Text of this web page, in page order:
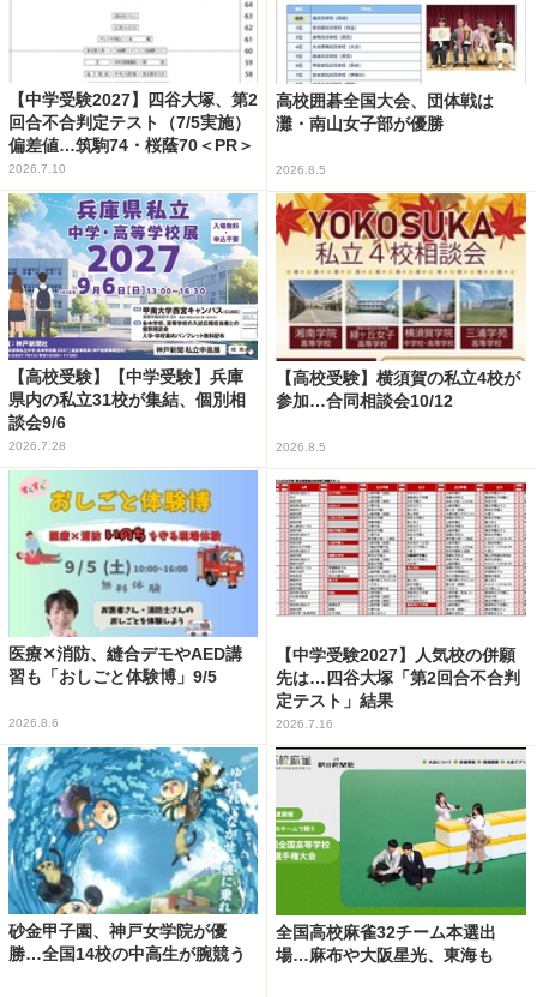
【中学受験2027】四谷大塚、第2
回合不合判定テスト（7/5実施）
偏差値…筑駒74・桜蔭70＜PR＞
2026.7.10
高校囲碁全国大会、団体戦は
灘・南山女子部が優勝
2026.8.5
【高校受験】【中学受験】兵庫
県内の私立31校が集結、個別相
談会9/6
2026.7.28
【高校受験】横須賀の私立4校が
参加…合同相談会10/12
2026.8.5
医療✕消防、縫合デモやAED講
習も「おしごと体験博」9/5
2026.8.6
【中学受験2027】人気校の併願
先は…四谷大塚「第2回合不合判
定テスト」結果
2026.7.16
砂金甲子園、神戸女学院が優
勝…全国14校の中高生が腕競う
全国高校麻雀32チーム本選出
場…麻布や大阪星光、東海も